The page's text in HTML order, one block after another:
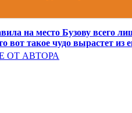
на место Бузову всего
вот такое чудо вырастет из
ОТ АВТОРА